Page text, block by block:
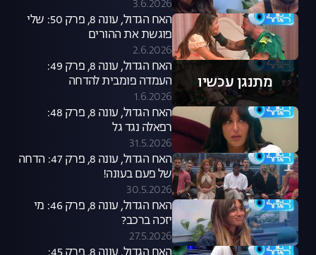
3.6.2026
האח הגדול, עונה 8, פרק 50: שלי
פוגשת את ההורים
2.6.2026
מתנגן עכשיו
האח הגדול, עונה 8, פרק 49:
העמדה פומבית להדחה
1.6.2026
האח הגדול, עונה 8, פרק 48:
רפאלה נגד גל
31.5.2026
האח הגדול, עונה 8, פרק 47: הדחה
של פעם בעונה!
30.5.2026
האח הגדול, עונה 8, פרק 46: מי
יזכה ברכב?
27.5.2026